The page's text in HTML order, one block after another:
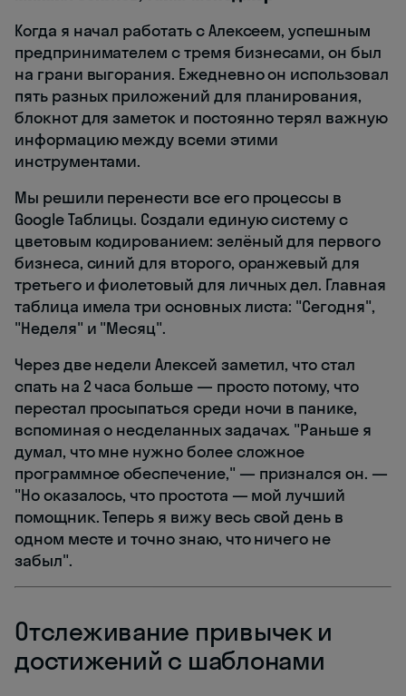
Когда я начал работать с Алексеем, успешным
предпринимателем с тремя бизнесами, он был
на грани выгорания. Ежедневно он использовал
пять разных приложений для планирования,
блокнот для заметок и постоянно терял важную
информацию между всеми этими
инструментами.
Мы решили перенести все его процессы в
Google Таблицы. Создали единую систему с
цветовым кодированием: зелёный для первого
бизнеса, синий для второго, оранжевый для
третьего и фиолетовый для личных дел. Главная
таблица имела три основных листа: "Сегодня",
"Неделя" и "Месяц".
Через две недели Алексей заметил, что стал
спать на 2 часа больше — просто потому, что
перестал просыпаться среди ночи в панике,
вспоминая о несделанных задачах. "Раньше я
думал, что мне нужно более сложное
программное обеспечение," — признался он. —
"Но оказалось, что простота — мой лучший
помощник. Теперь я вижу весь свой день в
одном месте и точно знаю, что ничего не
забыл".
Отслеживание привычек и
достижений с шаблонами